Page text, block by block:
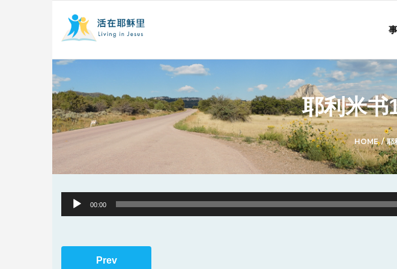
耶利米书
HOME/耶
Audio
Player
00:00
Prev